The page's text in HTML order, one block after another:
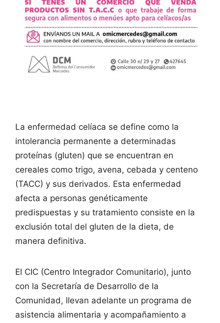
La enfermedad celíaca se define como la
intolerancia permanente a determinadas
proteínas (gluten) que se encuentran en
cereales como trigo, avena, cebada y centeno
(TACC) y sus derivados. Esta enfermedad
afecta a personas genéticamente
predispuestas y su tratamiento consiste en la
exclusión total del gluten de la dieta, de
manera definitiva.
El CIC (Centro Integrador Comunitario), junto
con la Secretaría de Desarrollo de la
Comunidad, llevan adelante un programa de
asistencia alimentaria y acompañamiento a